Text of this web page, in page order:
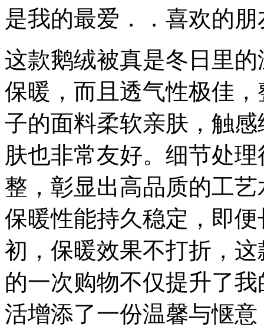
是我的最爱．．喜欢的
这款鹅绒被真是冬日里
保暖，而且透气性极佳
子的面料柔软亲肤，触
肤也非常友好。细节处
整，彰显出高品质的工
保暖性能持久稳定，即
初，保暖效果不打折，
的一次购物不仅提升了
活增添了一份温馨与惬